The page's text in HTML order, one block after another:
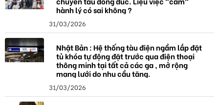
hành lý có sai không ?
31/03/2026
Nhật Bản : Hệ thống tàu điện ngầm lắp đặt
tủ khóa tự động đặt trước qua điện thoại
thông minh tại tất cả các ga , mở rộng
mạng lưới do nhu cầu tăng.
31/03/2026